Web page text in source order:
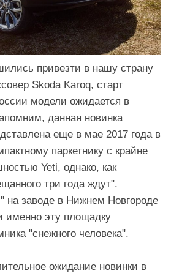
привезти в нашу страну
Skoda Karoq, старт
модели ожидается в
данная новинка
еще в мае 2017 года в
паркетнику с крайне
Yeti, однако, как
три года ждут".
на заводе в Нижнем Новгороде
именно эту площадку
"снежного человека".
ожидание новинки в